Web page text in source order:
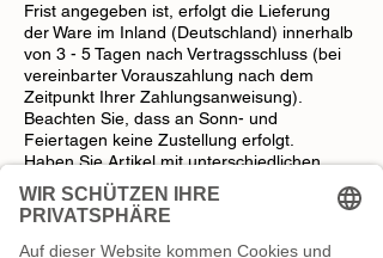
Frist angegeben ist, erfolgt die Lieferung
der Ware im Inland (Deutschland) innerhalb
von 3 - 5 Tagen nach Vertragsschluss (bei
vereinbarter Vorauszahlung nach dem
Zeitpunkt Ihrer Zahlungsanweisung).
Beachten Sie, dass an Sonn- und
Feiertagen keine Zustellung erfolgt.
Haben Sie Artikel mit unterschiedlichen
Lieferzeiten bestellt, versenden wir die Ware
in einer gemeinsamen Sendung, sofern wir
keine abweichenden Vereinbarungen mit
Ihnen getroffen haben. Die Lieferzeit